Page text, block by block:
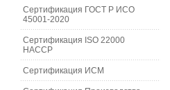
Сертификация ГОСТ Р ИСО
45001-2020
Сертификация ISO 22000
HACCP
Сертификация ИСМ